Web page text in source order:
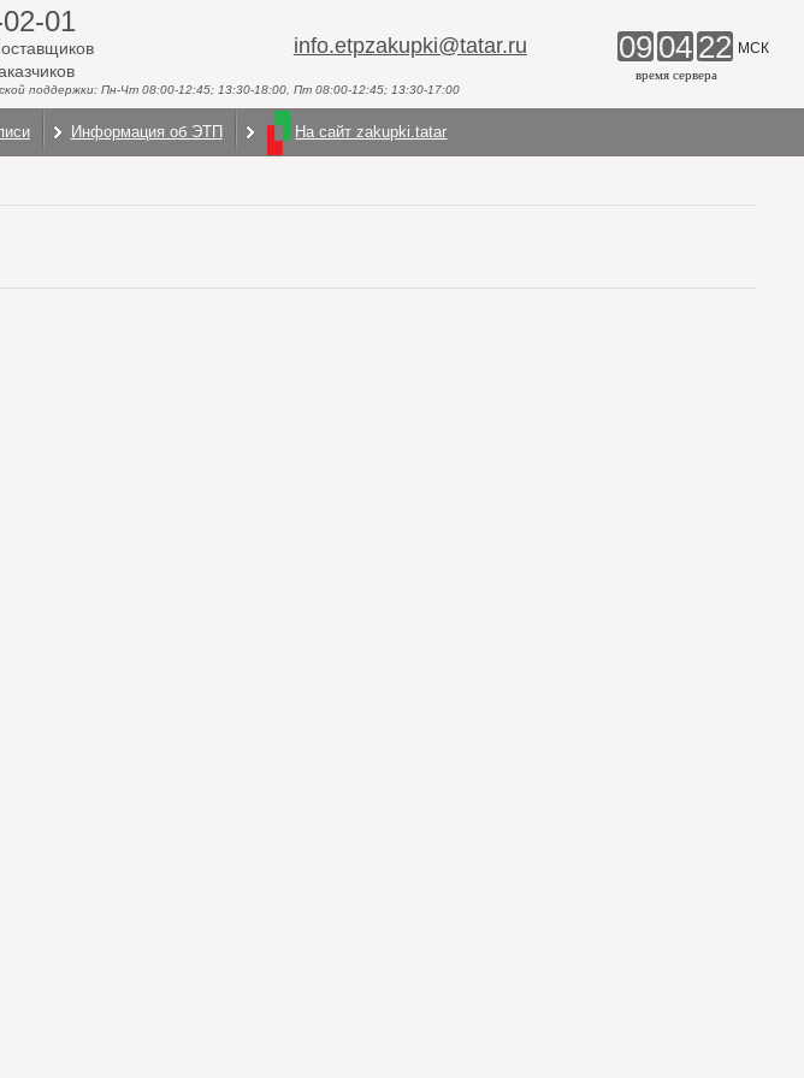
01
info.etpzakupki@tatar.ru
поддержки: Пн-Чт 08:00-12:45; 13:30-18:00, Пт 08:00-12:45; 13:30-17:00
09 04 22 МСК
время сервера
Информация об ЭТП На сайт zakupki.tatar